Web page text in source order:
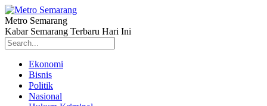
Metro Semarang
Kabar Semarang Terbaru Hari Ini
Ekonomi
Bisnis
Politik
Nasional